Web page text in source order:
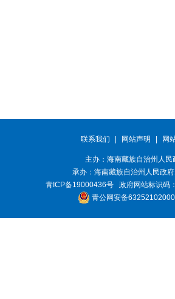
联系我们 | 网站声明 | 网
主办：海南藏族自治州人民
承办： 海南藏族自治州人民政
青ICP备19000436号政府网站标识码
青公网安备